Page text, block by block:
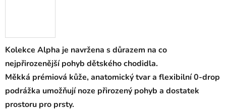
Kolekce Alpha je navržena s důrazem na co
nejpřirozenější pohyb dětského chodidla.
Měkká prémiová kůže, anatomický tvar a flexibilní 0-drop
podrážka umožňují noze přirozený pohyb a dostatek
prostoru pro prsty.